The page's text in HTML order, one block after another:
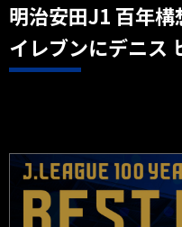
明治安田J1 百年構
イレブンにデニス